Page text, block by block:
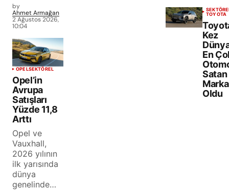
by
Ahmet Armağan
2 Ağustos 2026,
10:04
OPELSEKTÖREL
Opel’in
Avrupa
Satışları
Yüzde 11,8
Arttı
Opel ve
Vauxhall,
2026 yılının
ilk yarısında
dünya
genelinde…
TOYOTA
Kez
En
Satan
Oldu